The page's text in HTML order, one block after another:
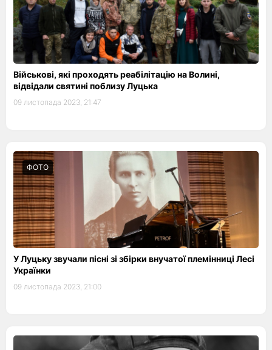
Військові, які проходять реабілітацію на Волині,
відвідали святині поблизу Луцька
09 листопада 2023, 21:47
ФОТО
У Луцьку звучали пісні зі збірки внучатої племінниці Лесі
Українки
09 листопада 2023, 21:00